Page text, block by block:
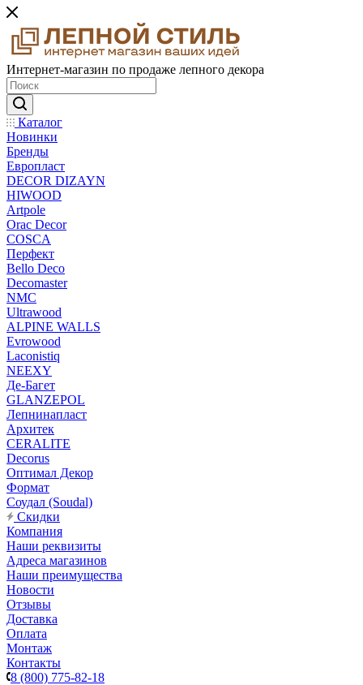
Интернет-магазин по продаже лепного декора
Каталог
Новинки
Бренды
Европласт
DECOR DIZAYN
HIWOOD
Artpole
Orac Decor
COSCA
Перфект
Bello Deco
Decomaster
NMС
Ultrawood
ALPINE WALLS
Evrowood
Laconistiq
NEEXY
Де-Багет
GLANZEPOL
Лепнинапласт
Архитек
CERALITE
Decorus
Оптимал Декор
Формат
Соудал (Soudal)
Скидки
Компания
Наши реквизиты
Адреса магазинов
Наши преимущества
Новости
Отзывы
Доставка
Оплата
Монтаж
Контакты
8 (800) 775-82-18